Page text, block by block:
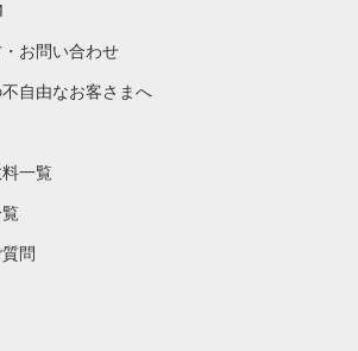
お問い合わせ
自由なお客さまへ
一覧
問